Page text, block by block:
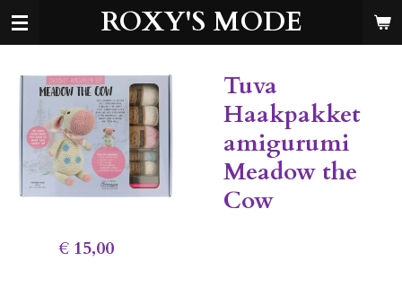
Ga
de
hoofdinhoud
ROXY'S MODE
Tuva
Haakpakket
amigurumi
Meadow the
Cow
€ 15,00